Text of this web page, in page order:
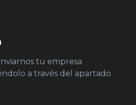
tu empresa
a través del apartado